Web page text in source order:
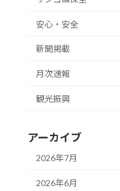
安心・安全
新聞掲載
月次速報
観光振興
アーカイブ
2026年7月
2026年6月